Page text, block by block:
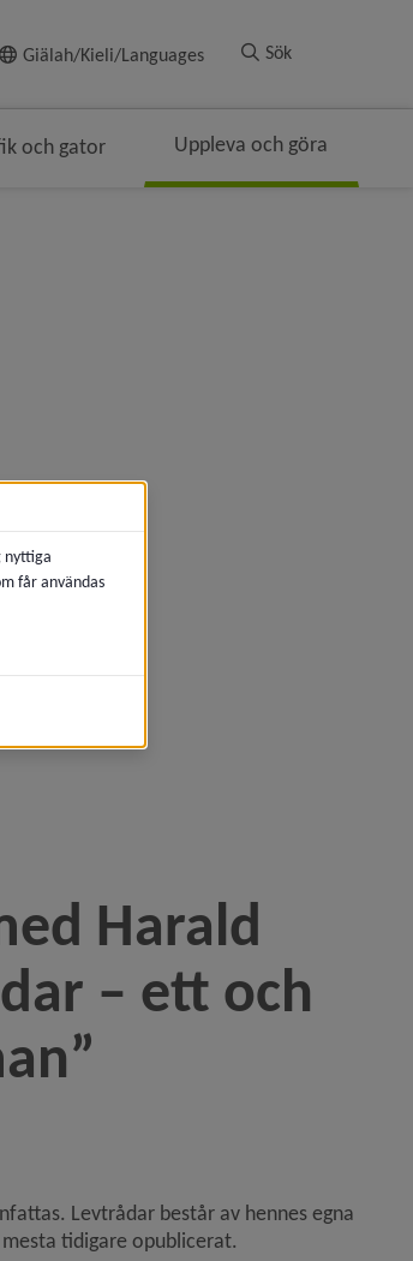
Giälah/Kieli/Languages Sök
och gator Uppleva och göra
hundra år med Sara Lidman”)
Harald
– ett och
Levtrådar består av hennes egna
tidigare opublicerat.
nyttiga
får användas